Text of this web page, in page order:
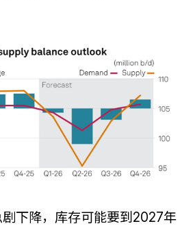
下降，库存可能要到2027年